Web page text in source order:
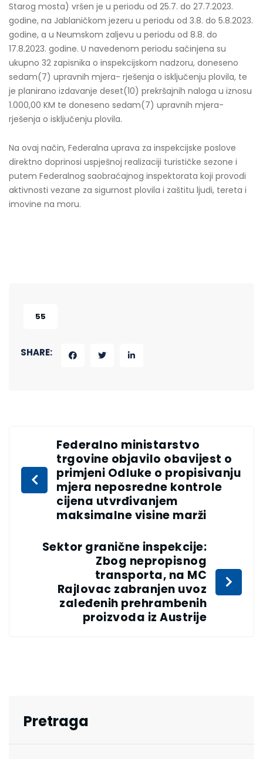
Starog mosta) vršen je u periodu od 25.7. do 27.7.2023.
godine, na Jablaničkom jezeru u periodu od 3.8. do 5.8.2023.
godine, a u Neumskom zaljevu u periodu od 8.8. do
17.8.2023. godine. U navedenom periodu sačinjena su
ukupno 32 zapisnika o inspekcijskom nadzoru, doneseno
sedam(7) upravnih mjera- rješenja o isključenju plovila, te
je planirano izdavanje deset(10) prekršajnih naloga u iznosu
1.000,00 KM te doneseno sedam(7) upravnih mjera-
rješenja o isključenju plovila.
Na ovaj način, Federalna uprava za inspekcijske poslove
direktno doprinosi uspješnoj realizaciji turističke sezone i
putem Federalnog saobraćajnog inspektorata koji provodi
aktivnosti vezane za sigurnost plovila i zaštitu ljudi, tereta i
imovine na moru.
55
SHARE:
Federalno ministarstvo
trgovine objavilo obavijest o
primjeni Odluke o propisivanju
mjera neposredne kontrole
cijena utvrđivanjem
maksimalne visine marži
Sektor granične inspekcije:
Zbog nepropisnog
transporta, na MC
Rajlovac zabranjen uvoz
zaleđenih prehrambenih
proizvoda iz Austrije
Pretraga